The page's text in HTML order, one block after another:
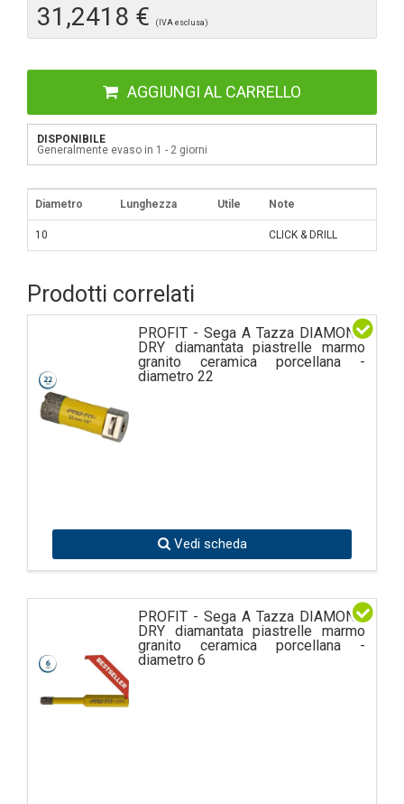
31,2418 € (IVA esclusa)
AGGIUNGI AL CARRELLO
DISPONIBILE
Generalmente evaso in 1 - 2 giorni
Diametro Lunghezza Utile Note
10 CLICK & DRILL
Prodotti correlati
PROFIT - Sega A Tazza DIAMOND
DRY diamantata piastrelle marmo
granito ceramica porcellana -
diametro 22
Vedi scheda
PROFIT - Sega A Tazza DIAMOND
DRY diamantata piastrelle marmo
granito ceramica porcellana -
diametro 6